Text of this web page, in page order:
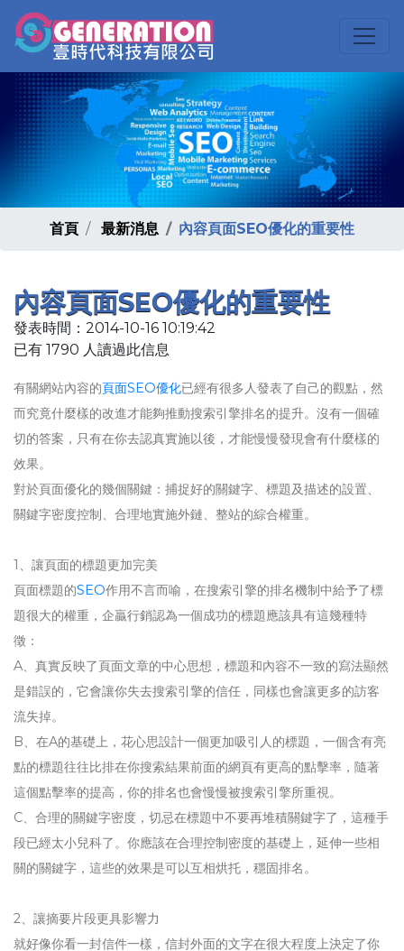
首頁 最新消息 內容頁面SEO優化的重要性
內容頁面SEO優化的重要性
發表時間：2014-10-16 10:19:42
已有 1790 人讀過此信息
有關網站內容的頁面SEO優化已經有很多人發表了自己的觀點，然
而究竟什麼樣的改進才能夠推動搜索引擎排名的提升。沒有一個確
切的答案，只有在你去認真實施以後，才能慢慢發現會有什麼樣的
效果。
對於頁面優化的幾個關鍵：捕捉好的關鍵字、標題及描述的設置、
關鍵字密度控制、合理地實施外鏈、整站的綜合權重。
1、讓頁面的標題更加完美
頁面標題的SEO作用不言而喻，在搜索引擎的排名機制中給予了標
題很大的權重，企贏行銷認為一個成功的標題應該具有這幾種特
徵：
A、真實反映了頁面文章的中心思想，標題和內容不一致的寫法顯然
是錯誤的，它會讓你失去搜索引擎的信任，同樣也會讓更多的訪客
流失掉。
B、在A的基礎上，花心思設計一個更加吸引人的標題，一個含有亮
點的標題往往比排在你搜索結果前面的網頁有更高的點擊率，隨著
這個點擊率的提高，你的排名也會慢慢被搜索引擎所重視。
C、合理的關鍵字密度，切忌在標題中不要再堆積關鍵字了，這種手
段已經太小兒科了。你應該在合理控制密度的基礎上，延伸一些相
關的關鍵字，這些的效果是可以互相烘托，穩固排名。
2、讓摘要片段更具影響力
就好像你看一封信件一樣，信封外面的文字在很大程度上決定了你